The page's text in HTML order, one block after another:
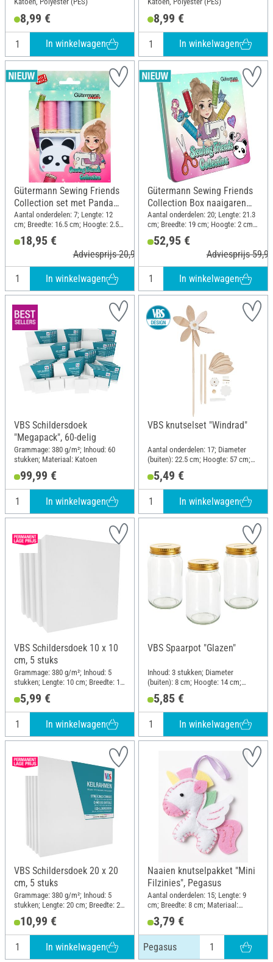
8,99 €
In winkelwagen
8,99 €
In winkelwagen
Gütermann Sewing Friends
Collection set met Panda
rolmaat
Aantal onderdelen: 7; Lengte: 12
cm; Breedte: 16.5 cm; Hoogte: 2.5
cm; Materiaal: Polyester (PES),
Kunststof
18,95 €
Adviesprijs 20,95 €
In winkelwagen
Gütermann Sewing Friends
Collection Box naaigaren
set 15 x 100 m, incl.
accessoires
Aantal onderdelen: 20; Lengte: 21.3
cm; Breedte: 19 cm; Hoogte: 2 cm;
Materiaal: Polyester (PES), Metaal,
Kunststof
52,95 €
Adviesprijs
In winkelwagen
VBS Schildersdoek
"Megapack", 60-delig
Grammage: 380 g/m²; Inhoud: 60
stukken; Materiaal: Katoen
99,99 €
In winkelwagen
VBS knutselset "Windrad"
Aantal onderdelen: 17; Diameter
(buiten): 22.5 cm; Hoogte: 57 cm;
Materiaal: Hout, Kunststof, Metaal
5,49 €
In winkelwagen
VBS Schildersdoek 10 x 10
cm, 5 stuks
Grammage: 380 g/m²; Inhoud: 5
stukken; Lengte: 10 cm; Breedte: 10
Katoen, Ruw hout
5,99 €
In winkelwagen
VBS Spaarpot "Glazen"
Inhoud: 3 stukken; Diameter
(buiten): 8 cm; Hoogte: 14 cm;
5,85 €
In winkelwagen
VBS Schildersdoek 20 x 20
cm, 5 stuks
Grammage: 380 g/m²; Inhoud: 5
stukken; Lengte: 20 cm; Breedte: 20
Katoen
10,99 €
In winkelwagen
Naaien knutselpakket "Mini
Filzinies", Pegasus
Aantal onderdelen: 15; Lengte: 9
cm; Breedte: 8 cm; Materiaal:
3,79 €
Pegasus